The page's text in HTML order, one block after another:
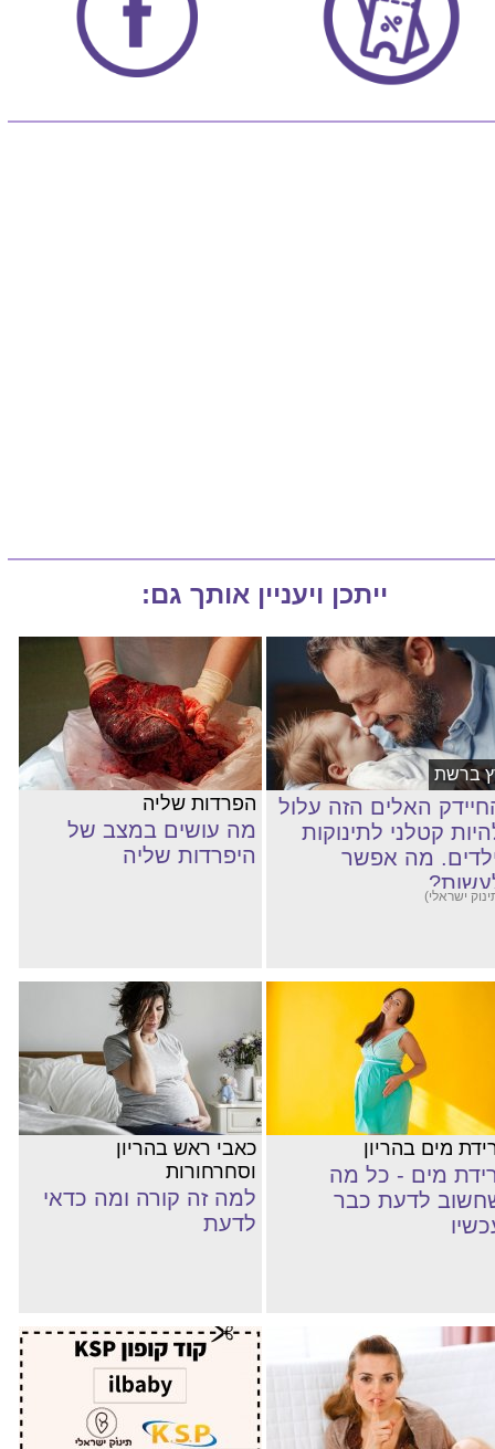
ייתכן ויעניין אותך גם:
ברשת
האלים הזה עלול
קטלני לתינוקות
מה אפשר
ישראלי)
הפרדות שליה
מה עושים במצב של
היפרדות שליה
מים בהריון
מים - כל מה
לדעת כבר
כאבי ראש בהריון
וסחרחורות
למה זה קורה ומה כדאי
לדעת